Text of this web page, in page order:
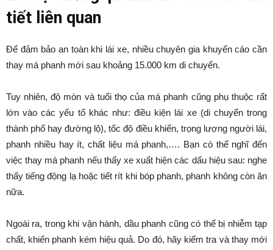
tiết liên quan
Để đảm bảo an toàn khi lái xe, nhiều chuyên gia khuyến cáo cần
thay má phanh mới sau khoảng 15.000 km di chuyển.
Tuy nhiên, độ mòn và tuổi thọ của má phanh cũng phụ thuộc rất
lớn vào các yếu tố khác như: điều kiện lái xe (di chuyển trong
thành phố hay đường lộ), tốc độ điều khiển, trọng lượng người lái,
phanh nhiều hay ít, chất liệu má phanh,…. Bạn có thể nghĩ đến
việc thay má phanh nếu thấy xe xuất hiện các dấu hiệu sau: nghe
thấy tiếng động lạ hoặc tiết rít khi bóp phanh, phanh không còn ăn
nữa.
Ngoài ra, trong khi vận hành, dầu phanh cũng có thể bị nhiễm tạp
chất, khiến phanh kém hiệu quả. Do đó, hãy kiểm tra và thay mới